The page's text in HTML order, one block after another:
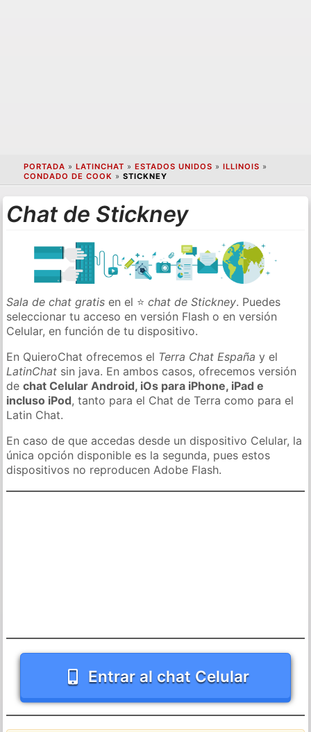
PORTADA » LATINCHAT » ESTADOS UNIDOS » ILLINOIS »
CONDADO DE COOK » STICKNEY
Chat de Stickney
Sala de chat gratis en el ⭐chat de Stickney. Puedes
seleccionar tu acceso en versión Flash o en versión
Celular, en función de tu dispositivo.
En QuieroChat ofrecemos el Terra Chat España y el
LatinChat sin java. En ambos casos, ofrecemos versión
dechat Celular Android, iOs para iPhone, iPad e
incluso iPod, tanto para el Chat de Terra como para el
Latin Chat.
En caso de que accedas desde un dispositivo Celular, la
única opción disponible es la segunda, pues estos
dispositivos no reproducen Adobe Flash.
Entrar al chat Celular